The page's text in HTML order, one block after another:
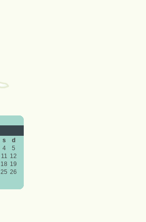
s
d
4
5
11 12
18 19
25 26